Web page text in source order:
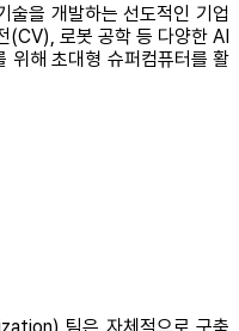
을 개발하는 선도적인 기업
(CV), 로봇 공학 등 다양한 AI
위해 초대형 슈퍼컴퓨터를 활